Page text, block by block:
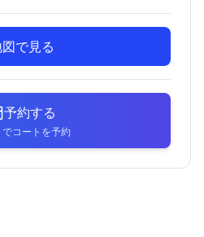
で見る
予約する
でコートを予約